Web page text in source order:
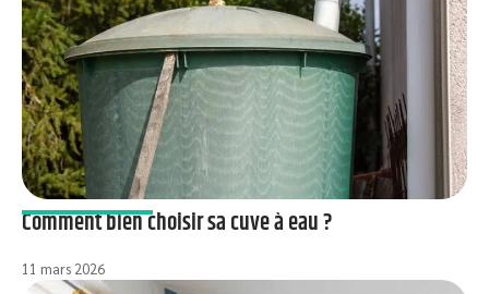
Comment bien choisir sa cuve à eau ?
11 mars 2026